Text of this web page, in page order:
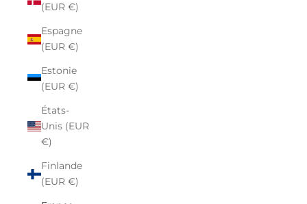
(EUR €)
Espagne
(EUR €)
Estonie
(EUR €)
États-
Unis (EUR
€)
Finlande
(EUR €)